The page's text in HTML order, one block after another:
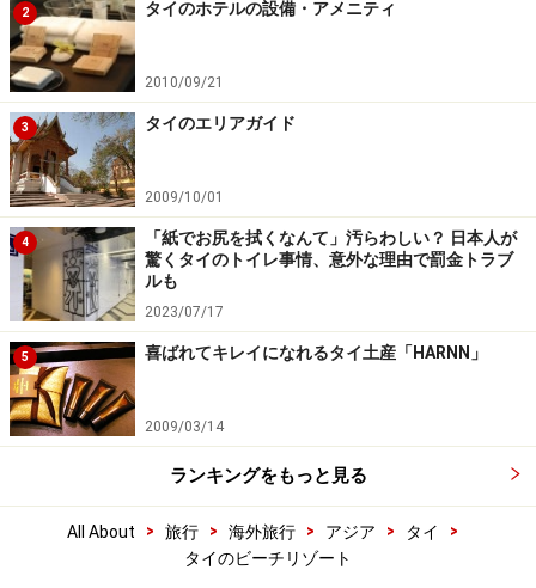
2 タイのホテルの設備・アメニティ
2010/09/21
3 タイのエリアガイド
2009/10/01
4
「紙でお尻を拭くなんて」汚らわしい？ 日本人が
驚くタイのトイレ事情、意外な理由で罰金トラブ
ルも
2023/07/17
5 喜ばれてキレイになれるタイ土産「HARNN」
2009/03/14
ランキングをもっと見る
All About > 旅行 > 海外旅行 > アジア > タイ
>
タイのビーチリゾート